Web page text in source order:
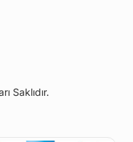
Saklıdır.